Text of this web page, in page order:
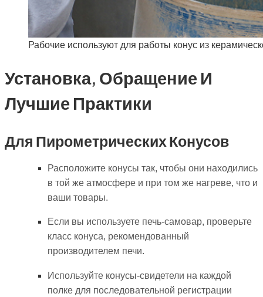
Рабочие используют для работы конус из
Установка, Обращение И
Лучшие Практики
Для Пирометрических Конусов
Расположите конусы так, чтобы они находились
в той же атмосфере и при том же нагреве, что и
ваши товары.
Если вы используете печь-самовар, проверьте
класс конуса, рекомендованный
производителем печи.
Используйте конусы-свидетели на каждой
полке для последовательной регистрации